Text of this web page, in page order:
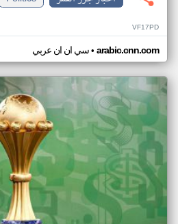
VF17PD
سي ان ان عربي• arabic.cnn.com